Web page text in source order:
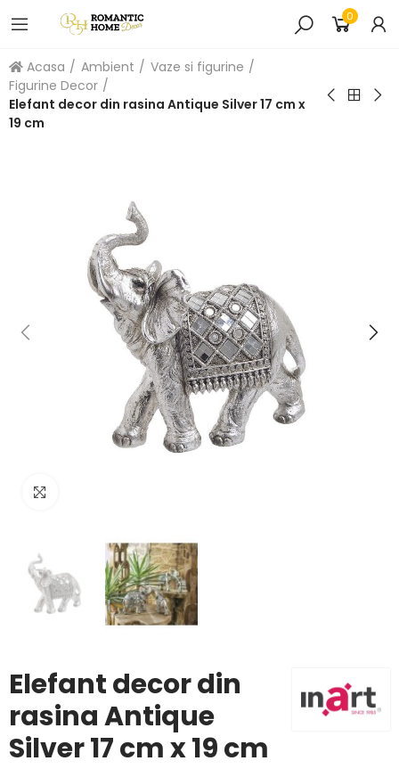
0
Acasa Ambient
Vaze si figurine
Figurine Decor
Elefant decor din rasina Antique Silver 17 cm x
19 cm
Elefant decor din
rasina Antique
Silver 17 cm x 19 cm